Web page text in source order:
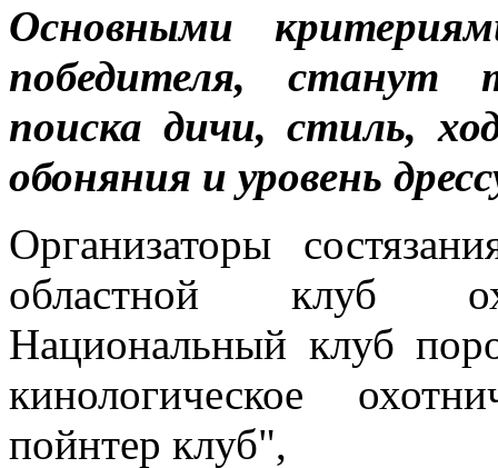
Основными
победителя, станут
поиска дичи, стиль,
обоняния и уровень
Организаторы
областной клуб
Национальный клуб
кинологическое
пойнтер клуб",